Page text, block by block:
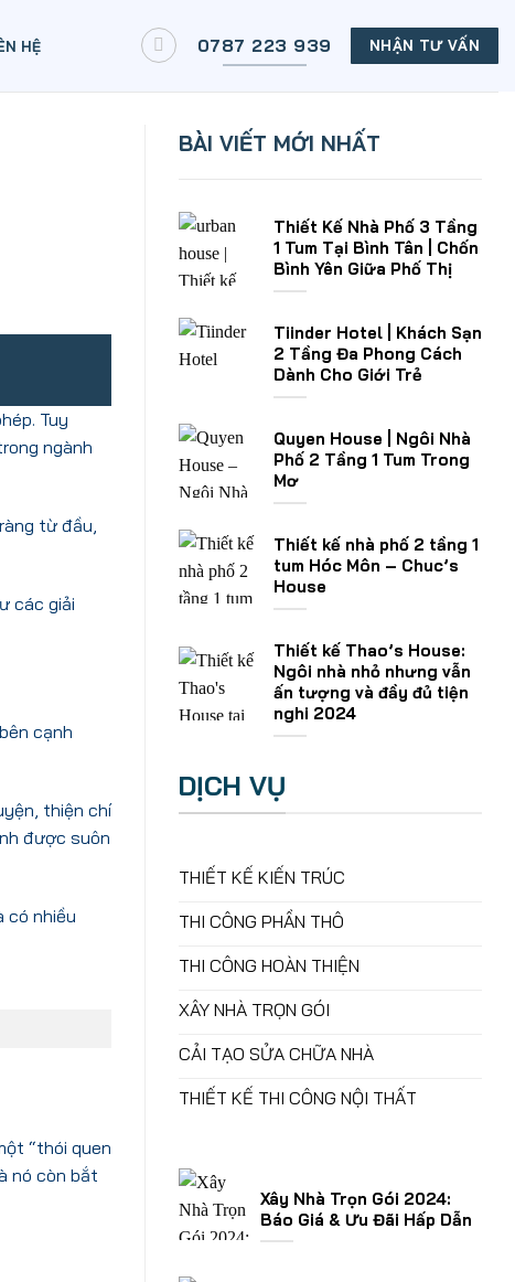
HỆ 0787 223 939 NHẬN TƯ VẤN
Tuy
ngành
từ đầu,
các giải
cạnh
thiện chí
được suôn
có nhiều
“thói quen
nó còn bắt
BÀI VIẾT MỚI NHẤT
Thiết Kế Nhà Phố 3 Tầng
1 Tum Tại Bình Tân | Chốn
Bình Yên Giữa Phố Thị
Tiinder Hotel | Khách Sạn
2 Tầng Đa Phong Cách
Dành Cho Giới Trẻ
Quyen House | Ngôi Nhà
Phố 2 Tầng 1 Tum Trong
Mơ
Thiết kế nhà phố 2 tầng 1
tum Hóc Môn – Chuc’s
House
Thiết kế Thao’s House:
Ngôi nhà nhỏ nhưng vẫn
ấn tượng và đầy đủ tiện
nghi 2024
DỊCH VỤ
THIẾT KẾ KIẾN TRÚC
THI CÔNG PHẦN THÔ
THI CÔNG HOÀN THIỆN
XÂY NHÀ TRỌN GÓI
CẢI TẠO SỬA CHỮA NHÀ
THIẾT KẾ THI CÔNG NỘI THẤT
Xây Nhà Trọn Gói 2024:
Báo Giá & Ưu Đãi Hấp Dẫn